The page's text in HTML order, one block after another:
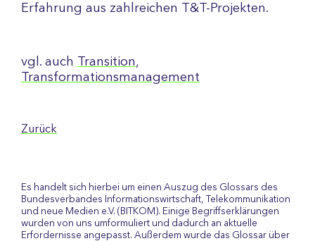
Erfahrung aus zahlreichen T&T-Projekten.
vgl. auch Transition,
Transformationsmanagement
Zurück
Es handelt sich hierbei um einen Auszug des Glossars des
Bundesverbandes Informationswirtschaft, Telekommunikation
und neue Medien e.V. (BITKOM). Einige Begriffserklärungen
wurden von uns umformuliert und dadurch an aktuelle
Erfordernisse angepasst. Außerdem wurde das Glossar über